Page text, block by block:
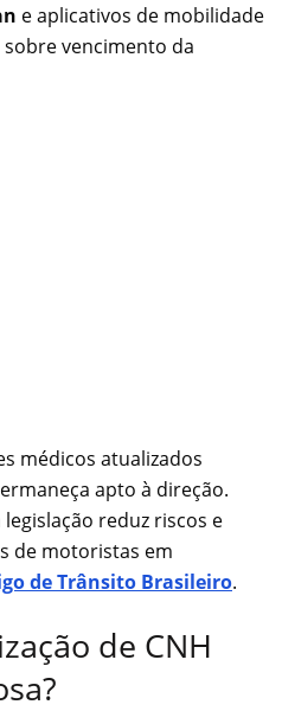
e aplicativos de mobilidade
vencimento da
médicos atualizados
apto à direção.
reduz riscos e
de motoristas em
de Trânsito Brasileiro.
de CNH